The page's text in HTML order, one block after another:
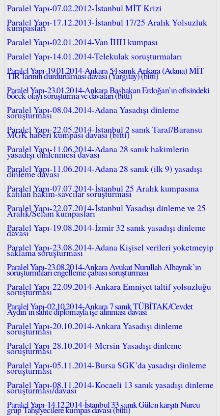
Paralel Yapı-07.02.2012-İstanbul MİT Krizi
Paralel Yapı-17.12.2013-İstanbul 17/25 Aralık Yolsuzluk
kumpasları
Paralel Yapı-02.01.2014-Van İHH kumpası
Paralel Yapı-14.01.2014-Telekulak soruşturmaları
Paralel Yapı-19.01.2014-Ankara 54 sanık Ankara (Adana) MİT
TIR’larının durdurulması davası (Yargıtay) (bitti)
Paralel Yapı-23.01.2014-Ankara Başbakan Erdoğan’ın ofisindeki
böcek olayı soruşturma ve davaları (bitti)
Paralel Yapı-08.04.2014-Adana Yasadışı dinleme
soruşturması
Paralel Yapı-22.05.2014-İstanbul 2 sanık Taraf/Baransu
MGK haberi kumpası davası (bitti)
Paralel Yapı-11.06.2014-Adana 28 sanık hakimlerin
yasadışı dinlenmesi davası
Paralel Yapı-11.06.2014-Adana 28 sanık (ilk 9) yasadışı
dinleme davası
Paralel Yapı-07.07.2014-İstanbul 25 Aralık kumpasına
katılan hakim-savcılar soruşturması
Paralel Yapı-22.07.2014-İstanbul Yasadışı dinleme ve 25
Aralık/Selam kumpasları
Paralel Yapı-19.08.2014-İzmir 32 sanık yasadışı dinleme
davası
Paralel Yapı-23.08.2014-Adana Kişisel verileri yoketmeyip
saklama soruşturması
Paralel Yapı-23.08.2014-Ankara Avukat Nurullah Albayrak’ın
soruşturmaları engelleme çabası soruşturması
Paralel Yapı-22.09.2014-Ankara Emniyet taltif yolsuzluğu
soruşturması
Paralel Yapı-02.10.2014-Ankara 7 sanık TÜBİTAK/Cevdet
Aydın’ın sahte diplomayla işe alınması davası
Paralel Yapı-20.10.2014-Ankara Yasadışı dinleme
soruşturması
Paralel Yapı-28.10.2014-Mersin Yasadışı dinleme
soruşturması
Paralel Yapı-05.11.2014-Bursa SGK’da yasadışı dinleme
soruşturması
Paralel Yapı-08.11.2014-Kocaeli 13 sanık yasadışı dinleme
soruşturması/davası
Paralel Yapı-14.12.2014-İstanbul 33 sanık Gülen karşıtı Nurcu
grup Tahşiyecilere kumpas davası (bitti)